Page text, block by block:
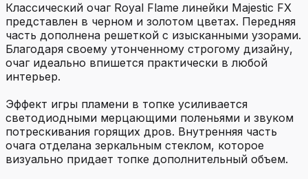
Классический очаг Royal Flame линейки Majestic FX
представлен в черном и золотом цветах. Передняя
часть дополнена решеткой с изысканными узорами.
Благодаря своему утонченному строгому дизайну,
очаг идеально впишется практически в любой
интерьер.
Эффект игры пламени в топке усиливается
светодиодными мерцающими поленьями и звуком
потрескивания горящих дров. Внутренняя часть
очага отделана зеркальным стеклом, которое
визуально придает топке дополнительный объем.